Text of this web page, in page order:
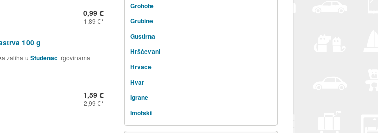
0,99 €
1,89 €
100 g
zaliha u Studenactrgovinama
1,59 €
2,99 €
Grohote
Grubine
Gustirna
Hršćevani
Hrvace
Hvar
Igrane
Imotski